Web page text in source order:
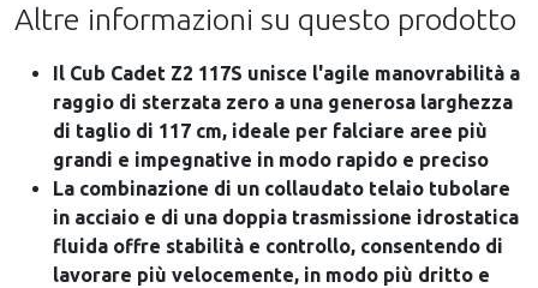
Altre informazioni su questo prodotto
Il Cub Cadet Z2 117S unisce l'agile manovrabilità a
raggio di sterzata zero a una generosa larghezza
di taglio di 117 cm, ideale per falciare aree più
grandi e impegnative in modo rapido e preciso
La combinazione di un collaudato telaio tubolare
in acciaio e di una doppia trasmissione idrostatica
fluida offre stabilità e controllo, consentendo di
lavorare più velocemente, in modo più dritto e